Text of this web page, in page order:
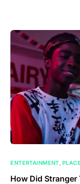
ENTERTAINMENT
How Did